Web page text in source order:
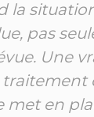
la
pas
Une
traitement
met en